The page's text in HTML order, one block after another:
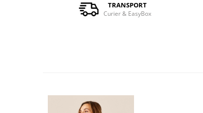
TRANSPORT
Curier & EasyBox